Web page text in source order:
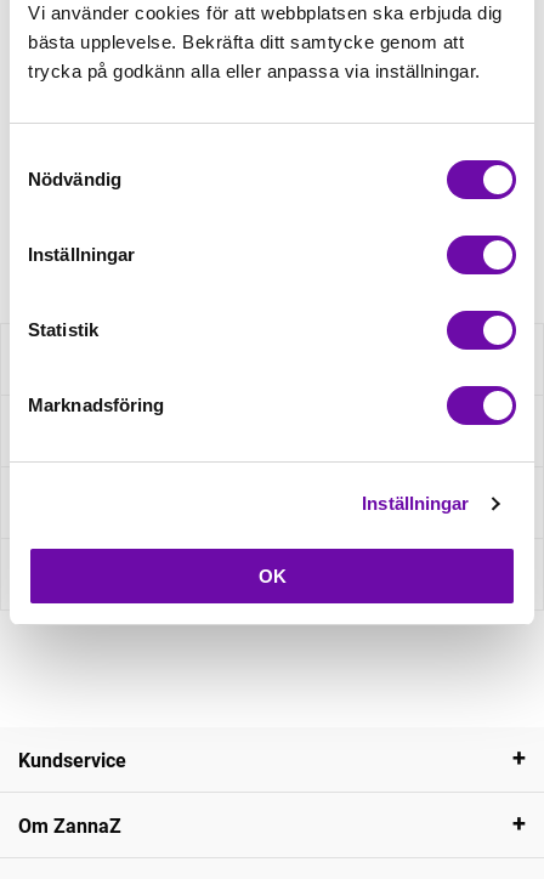
Vi använder cookies för att webbplatsen ska erbjuda dig
bästa upplevelse. Bekräfta ditt samtycke genom att
trycka på godkänn alla eller anpassa via inställningar.
Nödvändig
Inställningar
Statistik
Marknadsföring
Inställningar
OK
Mudd matchande +39,50kr
Minsta beställning: 0.5 m
Kundservice
Om ZannaZ